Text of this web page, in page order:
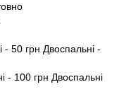
- 50 грн Двоспальні -
- 100 грн Двоспальні